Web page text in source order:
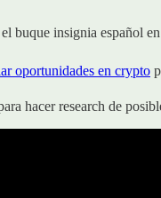
el buque insignia español
oportunidades en crypto
hacer research de